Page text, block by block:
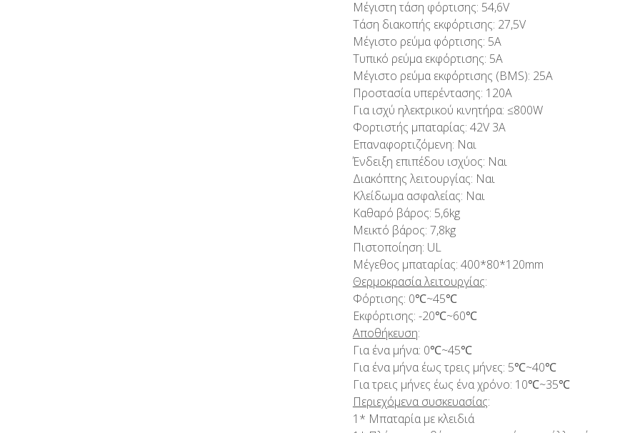
Μέγιστη τάση φόρτισης: 54,6V
Τάση διακοπής εκφόρτισης: 27,5V
Μέγιστο ρεύμα φόρτισης: 5A
Τυπικό ρεύμα εκφόρτισης: 5A
Μέγιστο ρεύμα εκφόρτισης (BMS): 25A
Προστασία υπερέντασης: 120A
Για ισχύ ηλεκτρικού κινητήρα: ≤800W
Φορτιστής μπαταρίας: 42V 3A
Επαναφορτιζόμενη: Ναι
Ένδειξη επιπέδου ισχύος: Ναι
Διακόπτης λειτουργίας: Ναι
Κλείδωμα ασφαλείας: Ναι
Καθαρό βάρος: 5,6kg
Μεικτό βάρος: 7,8kg
Πιστοποίηση: UL
Μέγεθος μπαταρίας: 400*80*120mm
Θερμοκρασία λειτουργίας:
Φόρτισης: 0℃~45℃
Εκφόρτισης: -20℃~60℃
Αποθήκευση:
Για ένα μήνα: 0℃~45℃
Για ένα μήνα έως τρεις μήνες: 5℃~40℃
Για τρεις μήνες έως ένα χρόνο: 10℃~35℃
Περιεχόμενα συσκευασίας:
1* Μπαταρία με κλειδιά